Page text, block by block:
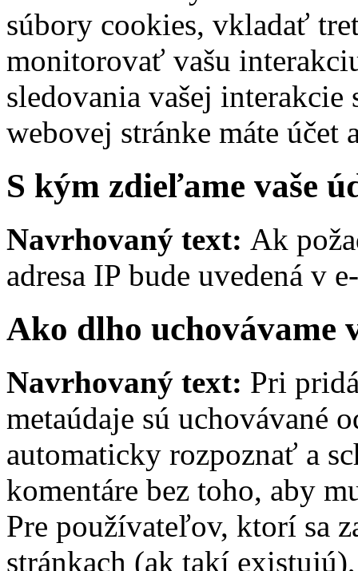
súbory cookies, vkladať
monitorovať vašu
sledovania vašej interakcie
webovej stránke máte účet
S kým zdieľame vaše
Navrhovaný text: Ak
adresa IP bude uvedená v
Ako dlho uchovávame
Navrhovaný text: Pri
metaúdaje sú uchovávané
automaticky rozpoznať a
komentáre bez toho, aby
Pre používateľov, ktorí sa
stránkach (ak takí